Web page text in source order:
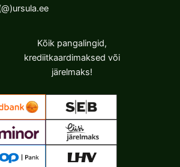
Kõik pangalingid,
krediitkaardimaksed või
järelmaks!